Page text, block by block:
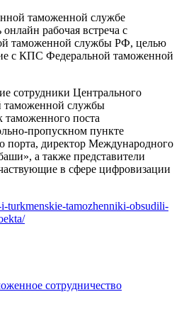
таможенной службе
рабочая встреча с
таможенной службы РФ, целью
с КПС Федеральной таможенной
сотрудники Центрального
таможенной службы
таможенного поста
пропускном пункте
порта, директор Международного
а также представители
в сфере цифровизации
turkmenskie-tamozhenniki-obsudili-
сотрудничество